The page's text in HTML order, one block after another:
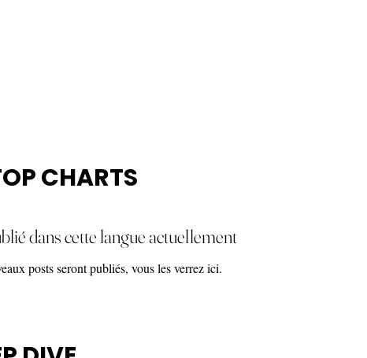
dans cette langue actuellement
posts seront publiés, vous les verrez ici.
CHARTS